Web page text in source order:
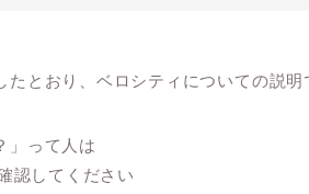
とおり、ベロシティについての説明
」って人は
認してください